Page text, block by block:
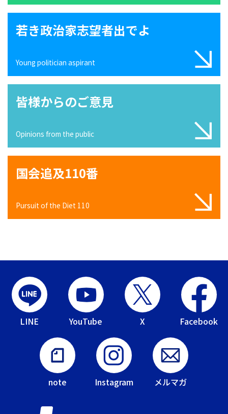
若き政治家志望者出でよ
Young politician aspirant
皆様からのご意見
Opinions from the public
国会追及110番
Pursuit of the Diet 110
LINE YouTube X Facebook
note Instagram メルマガ